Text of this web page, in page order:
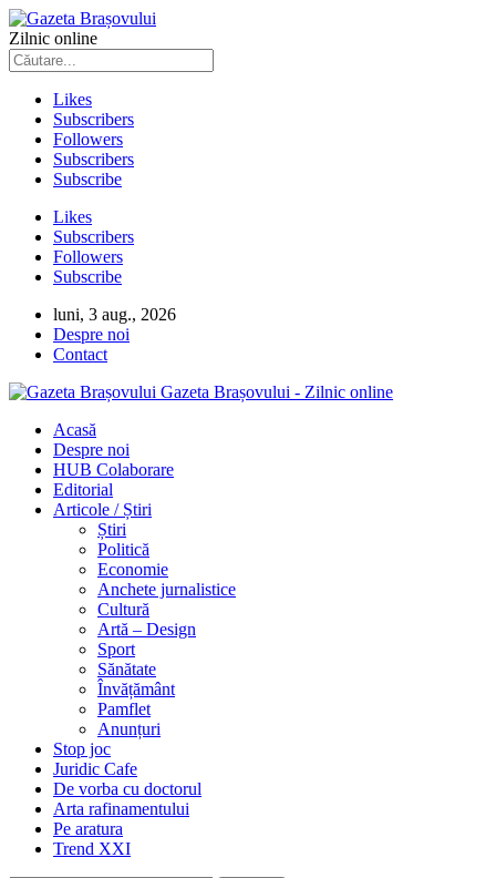
Zilnic online
Likes
Subscribers
Followers
Subscribers
Subscribe
Likes
Subscribers
Followers
Subscribe
luni, 3 aug., 2026
Despre noi
Contact
Gazeta Brașovului - Zilnic online
Acasă
Despre noi
HUB Colaborare
Editorial
Articole / Știri
Știri
Politică
Economie
Anchete jurnalistice
Cultură
Artă – Design
Sport
Sănătate
Învățământ
Pamflet
Anunțuri
Stop joc
Juridic Cafe
De vorba cu doctorul
Arta rafinamentului
Pe aratura
Trend XXI